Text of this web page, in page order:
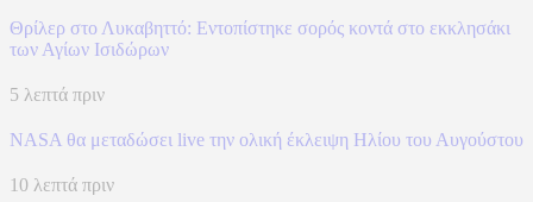
Θρίλερ στο Λυκαβηττό: Εντοπίστηκε σορός κοντά στο εκκλησάκι
των Αγίων Ισιδώρων
5 λεπτά πριν
NASA θα μεταδώσει live την ολική έκλειψη Ηλίου του Αυγούστου
10 λεπτά πριν